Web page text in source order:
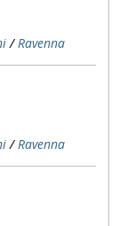
/Ravenna
/Ravenna